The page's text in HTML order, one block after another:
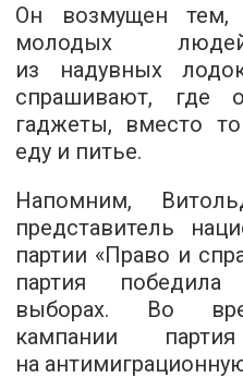
Он возмущен тем,
молодых
из надувных
спрашивают, где
гаджеты, вместо
еду и питье.
Напомним,
представитель
партии «Право и
партия
выборах. Во
кампании
на